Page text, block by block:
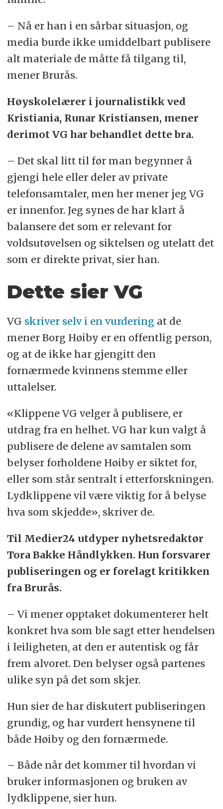
– Nå er han i en sårbar situasjon, og
media burde ikke umiddelbart publisere
alt materiale de måtte få tilgang til,
mener Brurås.
Høyskolelærer i journalistikk ved
Kristiania, Runar Kristiansen, mener
derimot VG har behandlet dette bra.
– Det skal litt til før man begynner å
gjengi hele eller deler av private
telefonsamtaler, men her mener jeg VG
er innenfor. Jeg synes de har klart å
balansere det som er relevant for
voldsutøvelsen og siktelsen og utelatt det
som er direkte privat, sier han.
Dette sier VG
VG skriver selv i en vurdering at de
mener Borg Høiby er en offentlig person,
og at de ikke har gjengitt den
fornærmede kvinnens stemme eller
uttalelser.
«Klippene VG velger å publisere, er
utdrag fra en helhet. VG har kun valgt å
publisere de delene av samtalen som
belyser forholdene Høiby er siktet for,
eller som står sentralt i etterforskningen.
Lydklippene vil være viktig for å belyse
hva som skjedde», skriver de.
Til Medier24 utdyper nyhetsredaktør
Tora Bakke Håndlykken. Hun forsvarer
publiseringen og er forelagt kritikken
fra Brurås.
– Vi mener opptaket dokumenterer helt
konkret hva som ble sagt etter hendelsen
i leiligheten, at den er autentisk og får
frem alvoret. Den belyser også partenes
ulike syn på det som skjer.
Hun sier de har diskutert publiseringen
grundig, og har vurdert hensynene til
både Høiby og den fornærmede.
– Både når det kommer til hvordan vi
bruker informasjonen og bruken av
lydklippene, sier hun.